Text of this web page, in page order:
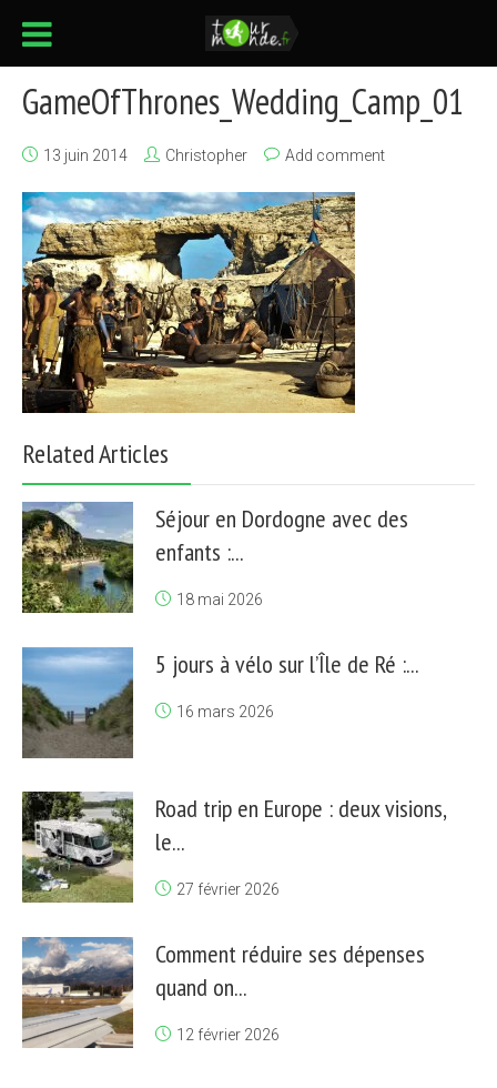
GameOfThrones_Wedding_Camp_01
13 juin 2014 Christopher Add comment
Related Articles
Séjour en Dordogne avec des
enfants :...
18 mai 2026
5 jours à vélo sur l’Île de Ré :...
16 mars 2026
Road trip en Europe : deux visions,
le...
27 février 2026
Comment réduire ses dépenses
quand on...
12 février 2026